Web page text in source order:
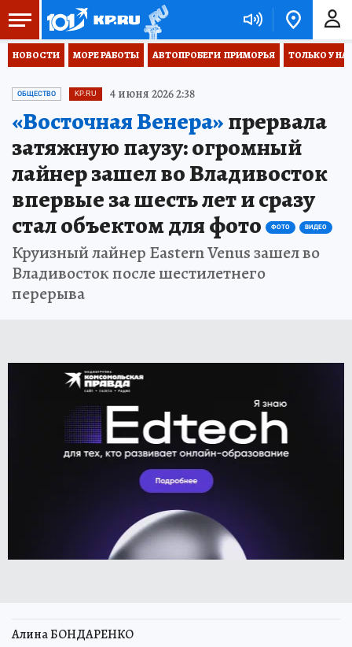
НОВОСТИ МОРЕ РАБОТЫ АВТОПРОБЕГИ  ПРИМОРЬЯ ТОЛЬКО У
ОБЩЕСТВО KP.RU 4 июня 2026 2:38
«Восточная Венера»прервала
затяжную паузу: огромный
лайнер зашел во Владивосток
впервые за шесть лет и сразу
стал объектом для фото
ФОТО ВИДЕО
Круизный лайнер Eastern Venus зашел во
Владивосток после шестилетнего
перерыва
Алина БОНДАРЕНКО